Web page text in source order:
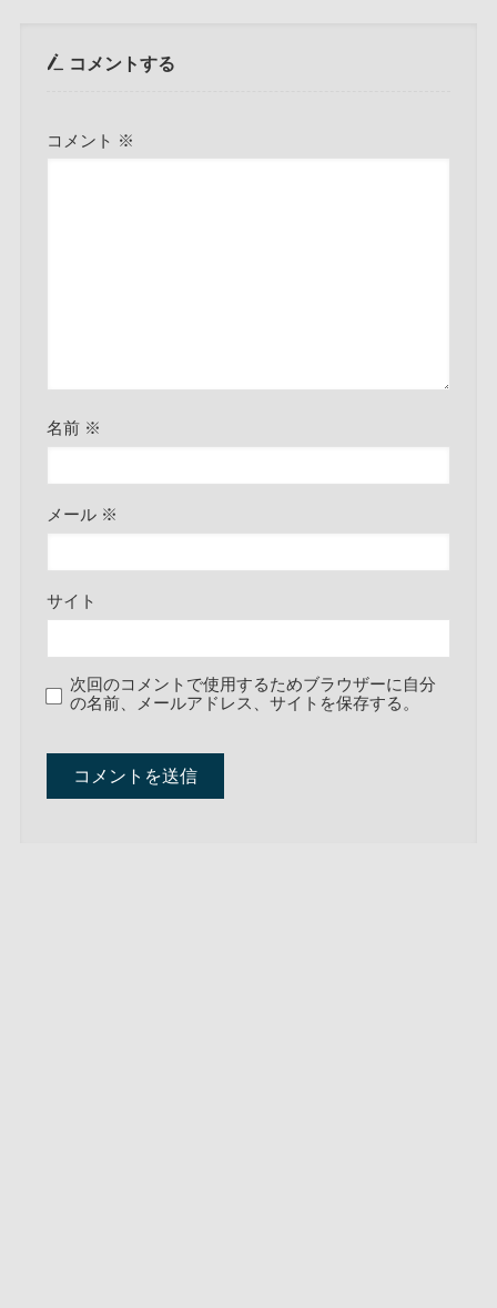
コメントする
コメント ※
名前 ※
メール ※
サイト
次回のコメントで使用するためブラウザーに自分
の名前、メールアドレス、サイトを保存する。